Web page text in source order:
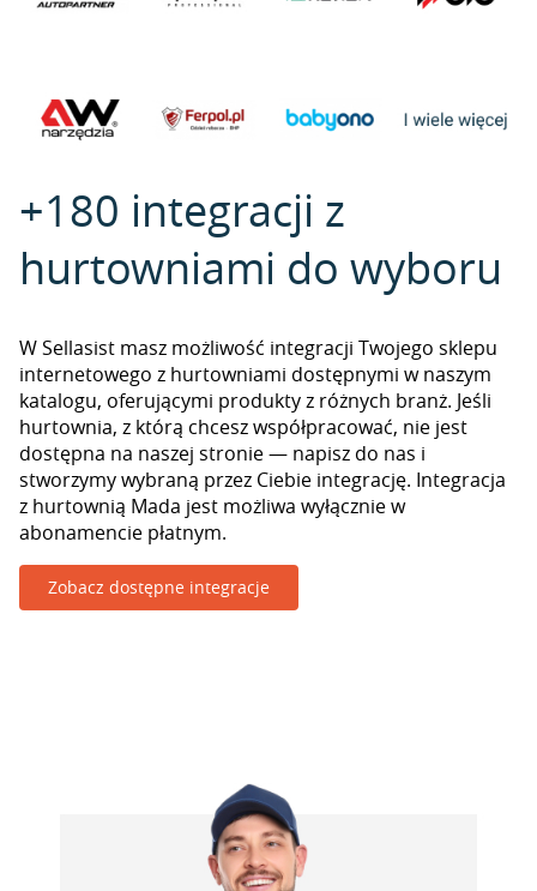
+180 integracji z
hurtowniami do wyboru
W Sellasist masz możliwość integracji Twojego sklepu
internetowego z hurtowniami dostępnymi w naszym
katalogu, oferującymi produkty z różnych branż. Jeśli
hurtownia, z którą chcesz współpracować, nie jest
dostępna na naszej stronie — napisz do nas i
stworzymy wybraną przez Ciebie integrację. Integracja
z hurtownią Mada jest możliwa wyłącznie w
abonamencie płatnym.
Zobacz dostępne integracje